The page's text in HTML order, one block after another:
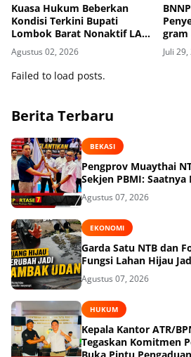
Kuasa Hukum Beberkan
Kondisi Terkini Bupati
Lombok Barat Nonaktif LAZ
di Rutan KPK, Pasrah dan
Kooperatif
Agustus 02, 2026
gram
Juli
Failed to load posts.
Berita Terbaru
BEKASI
Pengprov Muaythai
Sekjen PBMI: Saatnya
Agustus 07, 2026
EKONOMI
Garda Satu NTB dan
Fungsi Lahan Hijau
Agustus 07, 2026
HUKUM
Kepala Kantor ATR/
Tegaskan Komitmen